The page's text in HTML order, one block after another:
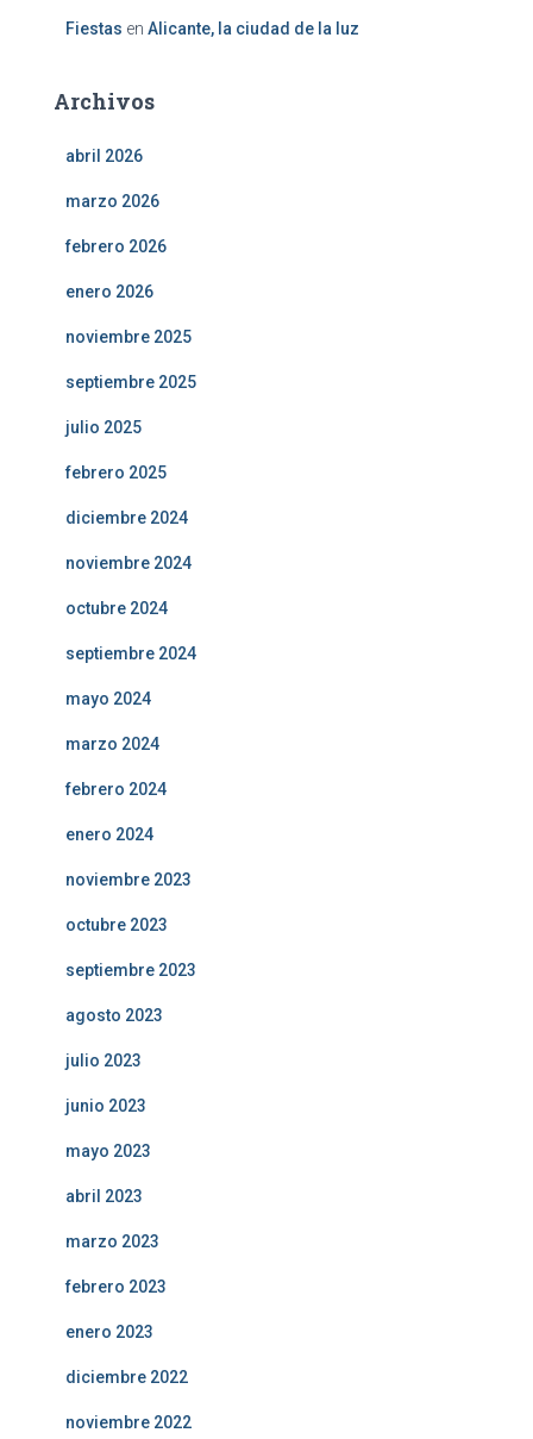
Fiestas en Alicante, la ciudad de la luz
Archivos
abril 2026
marzo 2026
febrero 2026
enero 2026
noviembre 2025
septiembre 2025
julio 2025
febrero 2025
diciembre 2024
noviembre 2024
octubre 2024
septiembre 2024
mayo 2024
marzo 2024
febrero 2024
enero 2024
noviembre 2023
octubre 2023
septiembre 2023
agosto 2023
julio 2023
junio 2023
mayo 2023
abril 2023
marzo 2023
febrero 2023
enero 2023
diciembre 2022
noviembre 2022